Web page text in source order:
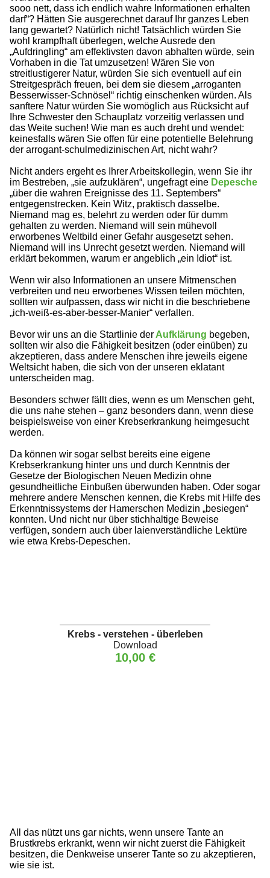
sooo nett, dass ich endlich wahre Informationen erhalten
darf“? Hätten Sie ausgerechnet darauf Ihr ganzes Leben
lang gewartet? Natürlich nicht! Tatsächlich würden Sie
wohl krampfhaft überlegen, welche Ausrede den
„Aufdringling“ am effektivsten davon abhalten würde, sein
Vorhaben in die Tat umzusetzen! Wären Sie von
streitlustigerer Natur, würden Sie sich eventuell auf ein
Streitgespräch freuen, bei dem sie diesem „arroganten
Besserwisser-Schnösel“ richtig einschenken würden. Als
sanftere Natur würden Sie womöglich aus Rücksicht auf
Ihre Schwester den Schauplatz vorzeitig verlassen und
das Weite suchen! Wie man es auch dreht und wendet:
keinesfalls wären Sie offen für eine potentielle Belehrung
der arrogant-schulmedizinischen Art, nicht wahr?
Nicht anders ergeht es Ihrer Arbeitskollegin, wenn Sie ihr
im Bestreben, „sie aufzuklären“, ungefragt eine Depesche
„über die wahren Ereignisse des 11. Septembers“
entgegenstrecken. Kein Witz, praktisch dasselbe.
Niemand mag es, belehrt zu werden oder für dumm
gehalten zu werden. Niemand will sein mühevoll
erworbenes Weltbild einer Gefahr ausgesetzt sehen.
Niemand will ins Unrecht gesetzt werden. Niemand will
erklärt bekommen, warum er angeblich „ein Idiot“ ist.
Wenn wir also Informationen an unsere Mitmenschen
verbreiten und neu erworbenes Wissen teilen möchten,
sollten wir aufpassen, dass wir nicht in die beschriebene
„ich-weiß-es-aber-besser-Manier“ verfallen.
Bevor wir uns an die Startlinie der Aufklärung begeben,
sollten wir also die Fähigkeit besitzen (oder einüben) zu
akzeptieren, dass andere Menschen ihre jeweils eigene
Weltsicht haben, die sich von der unseren eklatant
unterscheiden mag.
Besonders schwer fällt dies, wenn es um Menschen geht,
die uns nahe stehen – ganz besonders dann, wenn diese
beispielsweise von einer Krebserkrankung heimgesucht
werden.
Da können wir sogar selbst bereits eine eigene
Krebserkrankung hinter uns und durch Kenntnis der
Gesetze der Biologischen Neuen Medizin ohne
gesundheitliche Einbußen überwunden haben. Oder sogar
mehrere andere Menschen kennen, die Krebs mit Hilfe des
Erkenntnissystems der Hamerschen Medizin „besiegen“
konnten. Und nicht nur über stichhaltige Beweise
verfügen, sondern auch über laienverständliche Lektüre
wie etwa Krebs-Depeschen.
Krebs - verstehen - überleben
Download
10,00 €
All das nützt uns gar nichts, wenn unsere Tante an
Brustkrebs erkrankt, wenn wir nicht zuerst die Fähigkeit
besitzen, die Denkweise unserer Tante so zu akzeptieren,
wie sie ist.